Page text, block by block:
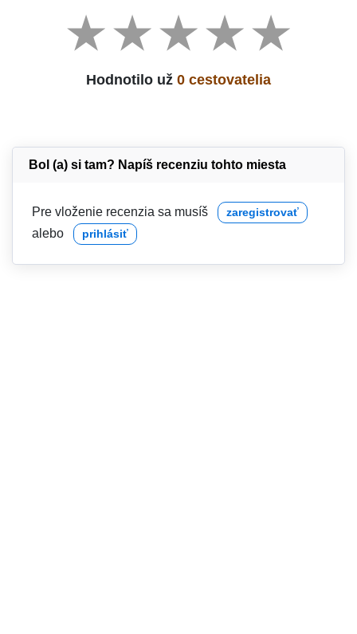
Hodnotilo už 0 cestovatelia
Bol (a) si tam? Napíš recenziu tohto miesta
Pre vloženie recenzia sa musíš zaregistrovať
alebo prihlásiť